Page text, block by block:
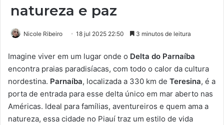
natureza e paz
Nicole Ribeiro 18 jul 2025 22:50 3 minutos de leitura
Imagine viver em um lugar onde o Delta do Parnaíba
encontra praias paradisíacas, com todo o calor da cultura
nordestina. Parnaíba, localizada a 330 km de Teresina, é a
porta de entrada para esse delta único em mar aberto nas
Américas. Ideal para famílias, aventureiros e quem ama a
natureza, essa cidade no Piauí traz um estilo de vida